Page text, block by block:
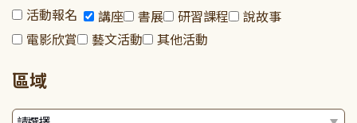
活動報名 講座 書展 研習課程
說故事
電影欣賞
藝文活動 其他活動
區域